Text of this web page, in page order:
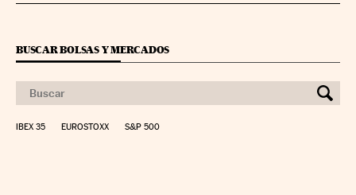
BUSCAR BOLSAS Y MERCADOS
IBEX 35 EUROSTOXX S&P 500